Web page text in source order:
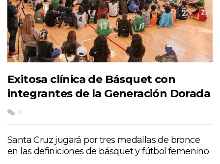
Exitosa clínica de Básquet con
integrantes de la Generación Dorada
0
Santa Cruz jugará por tres medallas de bronce
en las definiciones de básquet y fútbol femenino